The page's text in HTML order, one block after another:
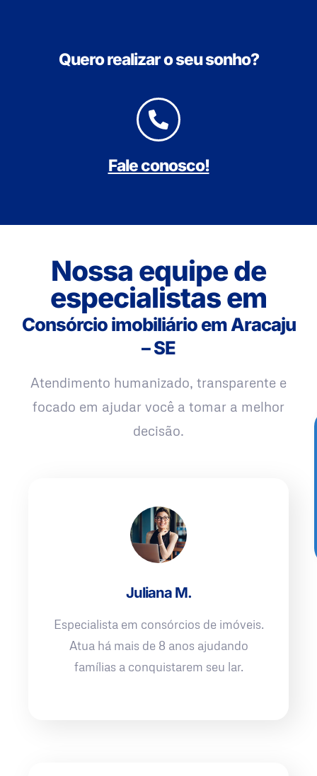
Quero realizar o seu sonho?
Fale conosco!
Nossa equipe de
especialistas em
Consórcio imobiliário em Aracaju
– SE
Atendimento humanizado, transparente e
focado em ajudar você a tomar a melhor
decisão.
Juliana M.
Especialista em consórcios de imóveis.
Atua há mais de 8 anos ajudando
famílias a conquistarem seu lar.